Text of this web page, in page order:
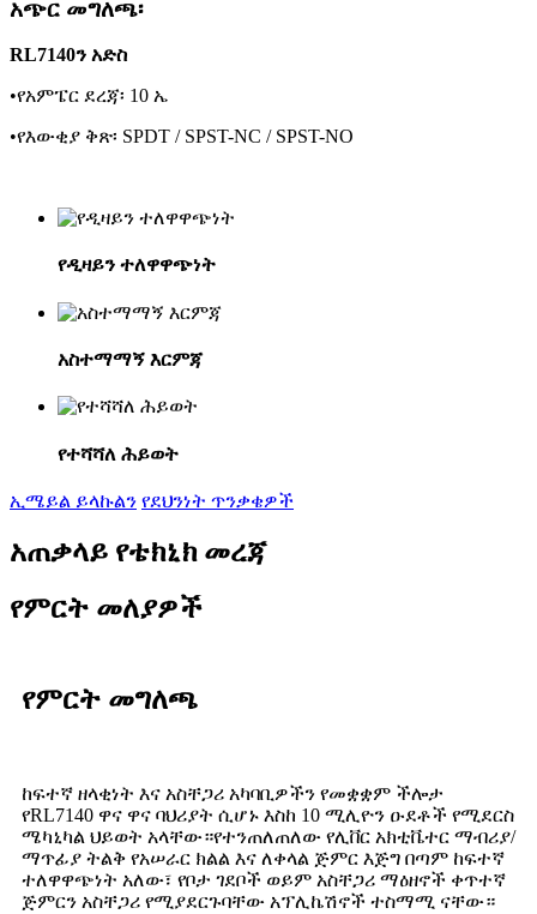
አጭር መግለጫ፡
RL7140ን አድስ
•የአምፔር ደረጃ፡ 10 ኤ
•የእውቂያ ቅጽ፡ SPDT / SPST-NC / SPST-NO
የዲዛይን ተለዋዋጭነት
አስተማማኝ እርምጃ
የተሻሻለ ሕይወት
ኢሜይል ይላኩልን የደህንነት ጥንቃቄዎች
አጠቃላይ የቴክኒክ መረጃ
የምርት መለያዎች
የምርት መግለጫ
ከፍተኛ ዘላቂነት እና አስቸጋሪ አካባቢዎችን የመቋቋም ችሎታ
የRL7140 ዋና ዋና ባህሪያት ሲሆኑ እስከ 10 ሚሊዮን ዑደቶች የሚደርስ
ሜካኒካል ህይወት አላቸው።የተንጠለጠለው የሊቨር አክቲቬተር ማብሪያ/
ማጥፊያ ትልቅ የአሠራር ክልል እና ለቀላል ጅምር እጅግ በጣም ከፍተኛ
ተለዋዋጭነት አለው፣ የቦታ ገደቦች ወይም አስቸጋሪ ማዕዘኖች ቀጥተኛ
ጅምርን አስቸጋሪ የሚያደርጉባቸው አፕሊኬሽኖች ተስማሚ ናቸው።